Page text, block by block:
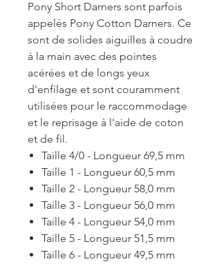
Pony Short Darners sont parfois
appelés Pony Cotton Darners. Ce
sont de solides aiguilles à coudre
à la main avec des pointes
acérées et de longs yeux
d'enfilage et sont couramment
utilisées pour le raccommodage
et le reprisage à l'aide de coton
et de fil.
Taille 4/0 - Longueur 69,5 mm
Taille 1 - Longueur 60,5 mm
Taille 2 - Longueur 58,0 mm
Taille 3 - Longueur 56,0 mm
Taille 4 - Longueur 54,0 mm
Taille 5 - Longueur 51,5 mm
Taille 6 - Longueur 49,5 mm